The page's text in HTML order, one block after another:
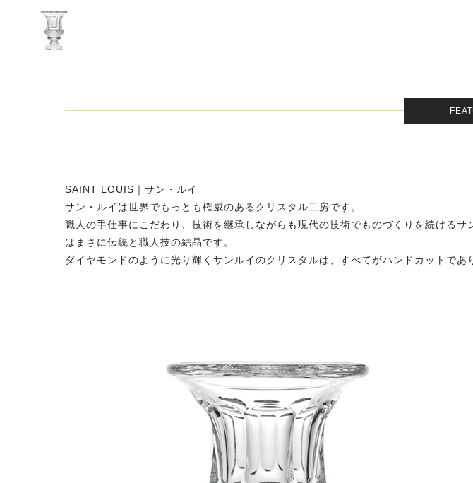
SAINT LOUIS｜サン・ルイ
サン・ルイは世界でもっとも権威のあるクリスタル工房です。
職人の手仕事にこだわり、技術を継承しながらも現代の技術でものづくりを続ける
はまさに伝統と職人技の結晶です。
ダイヤモンドのように光り輝くサンルイのクリスタルは、すべてがハンドカットで